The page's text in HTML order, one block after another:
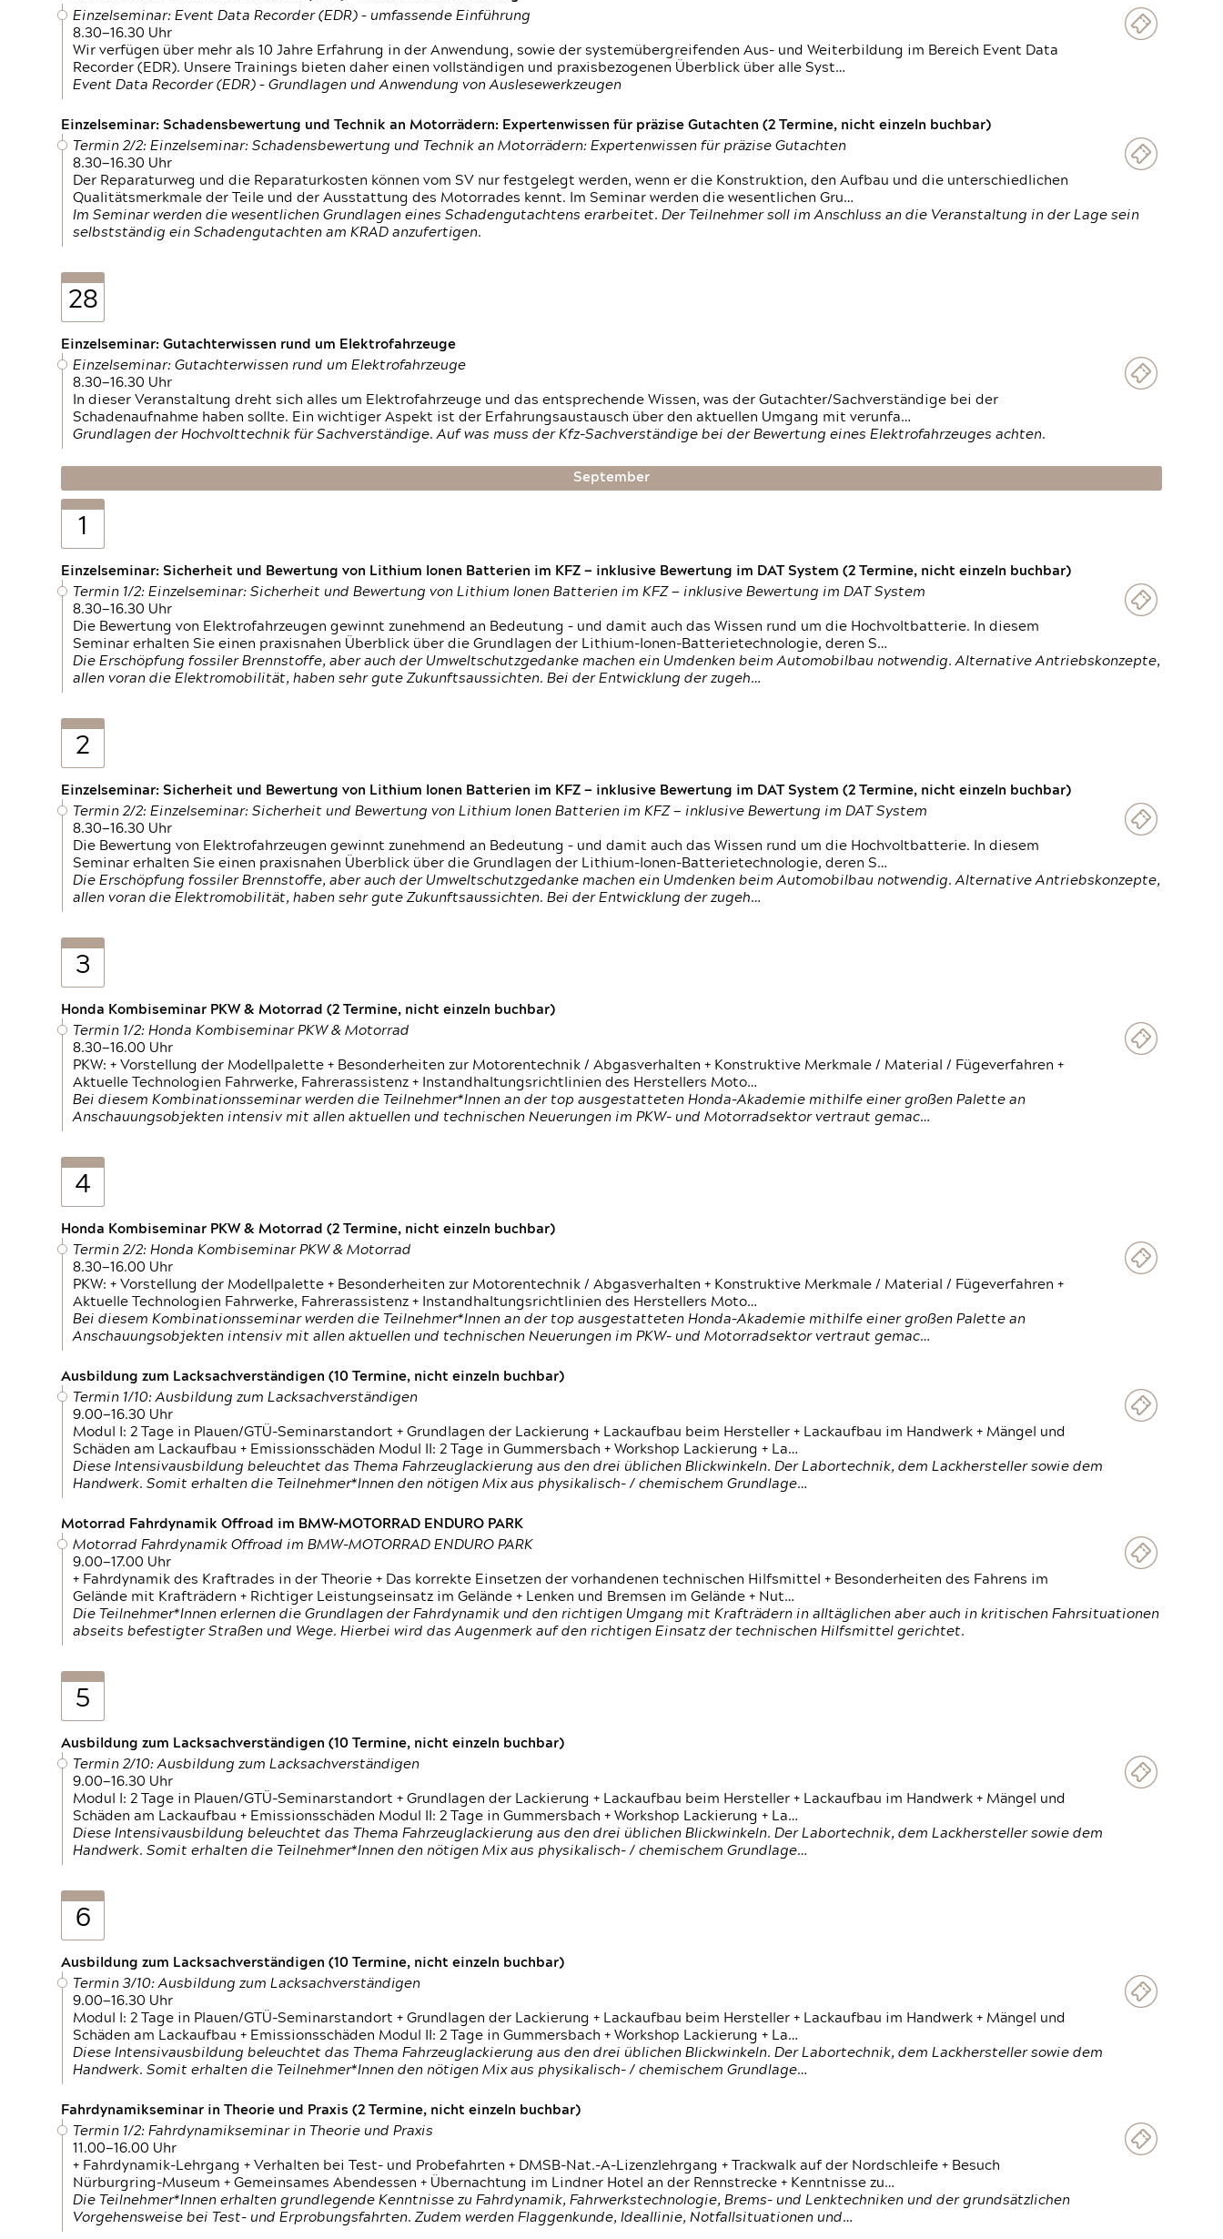
Einzelseminar: Event Data Recorder (EDR) – umfassende Einführung
8.30—16.30 Uhr
Wir verfügen über mehr als 10 Jahre Erfahrung in der Anwendung, sowie der systemübergreifenden Aus- und Weiterbildung im Bereich Event Data
Recorder (EDR). Unsere Trainings bieten daher einen vollständigen und praxisbezogenen Überblick über alle Syst…
Event Data Recorder (EDR) – Grundlagen und Anwendung von Auslesewerkzeugen
Einzelseminar: Schadensbewertung und Technik an Motorrädern: Expertenwissen für präzise Gutachten (2 Termine, nicht einzeln buchbar)
Termin 2/2: Einzelseminar: Schadensbewertung und Technik an Motorrädern: Expertenwissen für präzise Gutachten
8.30—16.30 Uhr
Der Reparaturweg und die Reparaturkosten können vom SV nur festgelegt werden, wenn er die Konstruktion, den Aufbau und die unterschiedlichen
Qualitätsmerkmale der Teile und der Ausstattung des Motorrades kennt. Im Seminar werden die wesentlichen Gru…
Im Seminar werden die wesentlichen Grundlagen eines Schadengutachtens erarbeitet. Der Teilnehmer soll im Anschluss an die Veranstaltung in der Lage sein
selbstständig ein Schadengutachten am KRAD anzufertigen.
28
Einzelseminar: Gutachterwissen rund um Elektrofahrzeuge
Einzelseminar: Gutachterwissen rund um Elektrofahrzeuge
8.30—16.30 Uhr
In dieser Veranstaltung dreht sich alles um Elektrofahrzeuge und das entsprechende Wissen, was der Gutachter/Sachverständige bei der
Schadenaufnahme haben sollte. Ein wichtiger Aspekt ist der Erfahrungsaustausch über den aktuellen Umgang mit verunfa…
Grundlagen der Hochvolttechnik für Sachverständige. Auf was muss der Kfz-Sachverständige bei der Bewertung eines Elektrofahrzeuges achten.
September
1
Einzelseminar: Sicherheit und Bewertung von Lithium Ionen Batterien im KFZ — inklusive Bewertung im DAT System (2 Termine, nicht einzeln buchbar)
Termin 1/2: Einzelseminar: Sicherheit und Bewertung von Lithium Ionen Batterien im KFZ — inklusive Bewertung im DAT System
8.30—16.30 Uhr
Die Bewertung von Elektrofahrzeugen gewinnt zunehmend an Bedeutung – und damit auch das Wissen rund um die Hochvoltbatterie. In diesem
Seminar erhalten Sie einen praxisnahen Überblick über die Grundlagen der Lithium-Ionen-Batterietechnologie, deren S…
Die Erschöpfung fossiler Brennstoffe, aber auch der Umweltschutzgedanke machen ein Umdenken beim Automobilbau notwendig. Alternative Antriebskonzepte,
allen voran die Elektromobilität, haben sehr gute Zukunftsaussichten. Bei der Entwicklung der zugeh…
2
Einzelseminar: Sicherheit und Bewertung von Lithium Ionen Batterien im KFZ — inklusive Bewertung im DAT System (2 Termine, nicht einzeln buchbar)
Termin 2/2: Einzelseminar: Sicherheit und Bewertung von Lithium Ionen Batterien im KFZ — inklusive Bewertung im DAT System
8.30—16.30 Uhr
Die Bewertung von Elektrofahrzeugen gewinnt zunehmend an Bedeutung – und damit auch das Wissen rund um die Hochvoltbatterie. In diesem
Seminar erhalten Sie einen praxisnahen Überblick über die Grundlagen der Lithium-Ionen-Batterietechnologie, deren S…
Die Erschöpfung fossiler Brennstoffe, aber auch der Umweltschutzgedanke machen ein Umdenken beim Automobilbau notwendig. Alternative Antriebskonzepte,
allen voran die Elektromobilität, haben sehr gute Zukunftsaussichten. Bei der Entwicklung der zugeh…
3
Honda Kombiseminar PKW & Motorrad (2 Termine, nicht einzeln buchbar)
Termin 1/2: Honda Kombiseminar PKW & Motorrad
8.30—16.00 Uhr
PKW: + Vorstellung der Modellpalette + Besonderheiten zur Motorentechnik / Abgasverhalten + Konstruktive Merkmale / Material / Fügeverfahren +
Aktuelle Technologien Fahrwerke, Fahrerassistenz + Instandhaltungsrichtlinien des Herstellers Moto…
Bei diesem Kombinationsseminar werden die Teilnehmer*Innen an der top ausgestatteten Honda-Akademie mithilfe einer großen Palette an
Anschauungsobjekten intensiv mit allen aktuellen und technischen Neuerungen im PKW- und Motorradsektor vertraut gemac…
4
Honda Kombiseminar PKW & Motorrad (2 Termine, nicht einzeln buchbar)
Termin 2/2: Honda Kombiseminar PKW & Motorrad
8.30—16.00 Uhr
PKW: + Vorstellung der Modellpalette + Besonderheiten zur Motorentechnik / Abgasverhalten + Konstruktive Merkmale / Material / Fügeverfahren +
Aktuelle Technologien Fahrwerke, Fahrerassistenz + Instandhaltungsrichtlinien des Herstellers Moto…
Bei diesem Kombinationsseminar werden die Teilnehmer*Innen an der top ausgestatteten Honda-Akademie mithilfe einer großen Palette an
Anschauungsobjekten intensiv mit allen aktuellen und technischen Neuerungen im PKW- und Motorradsektor vertraut gemac…
Ausbildung zum Lacksachverständigen (10 Termine, nicht einzeln buchbar)
Termin 1/10: Ausbildung zum Lacksachverständigen
9.00—16.30 Uhr
Modul I: 2 Tage in Plauen/GTÜ-Seminarstandort + Grundlagen der Lackierung + Lackaufbau beim Hersteller + Lackaufbau im Handwerk + Mängel und
Schäden am Lackaufbau + Emissionsschäden Modul II: 2 Tage in Gummersbach + Workshop Lackierung + La…
Diese Intensivausbildung beleuchtet das Thema Fahrzeuglackierung aus den drei üblichen Blickwinkeln. Der Labortechnik, dem Lackhersteller sowie dem
Handwerk. Somit erhalten die Teilnehmer*Innen den nötigen Mix aus physikalisch- / chemischem Grundlage…
Motorrad Fahrdynamik Offroad im BMW-MOTORRAD ENDURO PARK
Motorrad Fahrdynamik Offroad im BMW-MOTORRAD ENDURO PARK
9.00—17.00 Uhr
+ Fahrdynamik des Kraftrades in der Theorie + Das korrekte Einsetzen der vorhandenen technischen Hilfsmittel + Besonderheiten des Fahrens im
Gelände mit Krafträdern + Richtiger Leistungseinsatz im Gelände + Lenken und Bremsen im Gelände + Nut…
Die Teilnehmer*Innen erlernen die Grundlagen der Fahrdynamik und den richtigen Umgang mit Krafträdern in alltäglichen aber auch in kritischen Fahrsituationen
abseits befestigter Straßen und Wege. Hierbei wird das Augenmerk auf den richtigen Einsatz der technischen Hilfsmittel gerichtet.
5
Ausbildung zum Lacksachverständigen (10 Termine, nicht einzeln buchbar)
Termin 2/10: Ausbildung zum Lacksachverständigen
9.00—16.30 Uhr
Modul I: 2 Tage in Plauen/GTÜ-Seminarstandort + Grundlagen der Lackierung + Lackaufbau beim Hersteller + Lackaufbau im Handwerk + Mängel und
Schäden am Lackaufbau + Emissionsschäden Modul II: 2 Tage in Gummersbach + Workshop Lackierung + La…
Diese Intensivausbildung beleuchtet das Thema Fahrzeuglackierung aus den drei üblichen Blickwinkeln. Der Labortechnik, dem Lackhersteller sowie dem
Handwerk. Somit erhalten die Teilnehmer*Innen den nötigen Mix aus physikalisch- / chemischem Grundlage…
6
Ausbildung zum Lacksachverständigen (10 Termine, nicht einzeln buchbar)
Termin 3/10: Ausbildung zum Lacksachverständigen
9.00—16.30 Uhr
Modul I: 2 Tage in Plauen/GTÜ-Seminarstandort + Grundlagen der Lackierung + Lackaufbau beim Hersteller + Lackaufbau im Handwerk + Mängel und
Schäden am Lackaufbau + Emissionsschäden Modul II: 2 Tage in Gummersbach + Workshop Lackierung + La…
Diese Intensivausbildung beleuchtet das Thema Fahrzeuglackierung aus den drei üblichen Blickwinkeln. Der Labortechnik, dem Lackhersteller sowie dem
Handwerk. Somit erhalten die Teilnehmer*Innen den nötigen Mix aus physikalisch- / chemischem Grundlage…
Fahrdynamikseminar in Theorie und Praxis (2 Termine, nicht einzeln buchbar)
Termin 1/2: Fahrdynamikseminar in Theorie und Praxis
11.00—16.00 Uhr
+ Fahrdynamik-Lehrgang + Verhalten bei Test- und Probefahrten + DMSB-Nat.-A-Lizenzlehrgang + Trackwalk auf der Nordschleife + Besuch
Nürburgring-Museum + Gemeinsames Abendessen + Übernachtung im Lindner Hotel an der Rennstrecke + Kenntnisse zu…
Die Teilnehmer*Innen erhalten grundlegende Kenntnisse zu Fahrdynamik, Fahrwerkstechnologie, Brems- und Lenktechniken und der grundsätzlichen
Vorgehensweise bei Test- und Erprobungsfahrten. Zudem werden Flaggenkunde, Ideallinie, Notfallsituationen und…